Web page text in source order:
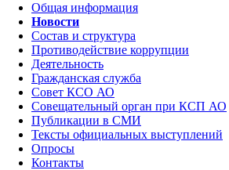
Общая информация
Новости
Состав и структура
Противодействие коррупции
Деятельность
Гражданская служба
Совет КСО АО
Совещательный орган при КСП АО
Публикации в СМИ
Тексты официальных выступлений
Опросы
Контакты